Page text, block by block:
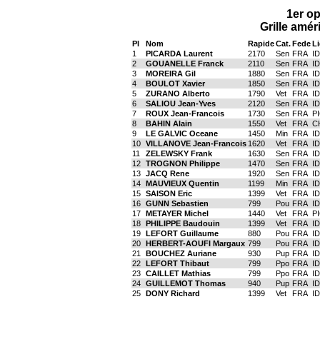
1er
Grille
Pl Nom Rapide Cat. Fede
1
PICARDA Laurent 2170 Sen FRA
2
GOUANELLE Franck 2110 Sen FRA
3
MOREIRA Gil 1880 Sen FRA
4
BOULOT Xavier 1850 Sen FRA
5
ZURANO Alberto 1790 Vet FRA
6
SALIOU Jean-Yves 2120 Sen FRA
7
ROUX Jean-Francois 1730 Sen FRA
8
BAHIN Alain 1550 Vet FRA
9
LE GALVIC Oceane 1450 Min FRA
10
VILLANOVE Jean-Francois 1620 Vet FRA
11
ZELEWSKY Frank 1630 Sen FRA
12
TROGNON Philippe 1470 Sen FRA
13
JACQ Rene 1920 Sen FRA
14
MAUVIEUX Quentin 1199 Min FRA
15
SAISON Eric 1399 Vet FRA
16
GUNN Sebastien 799 Pou FRA
17
METAYER Michel 1440 Vet FRA
18
PHILIPPE Baudouin 1399 Vet FRA
19
LEFORT Guillaume 880 Pou FRA
20
HERBERT-AOUFI Margaux 799 Pou FRA
21
BOUCHEZ Auriane 930 Pup FRA
22
LEFORT Thibaut 799 Ppo FRA
23
CAILLET Mathias 799 Ppo FRA
24
GUILLEMOT Thomas 940 Pup FRA
25
DONY Richard 1399 Vet FRA